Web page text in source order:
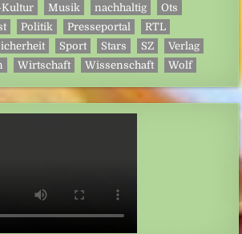
Kultur Musik nachhaltig
Ots
Politik Presseportal
RTL
Sport Stars SZ
Verlag
Wirtschaft Wissenschaft Wolf